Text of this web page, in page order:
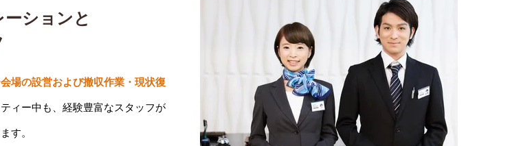
ションと
場の設営および撤収作業・現状復
ィー中も、経験豊富なスタッフが
す。